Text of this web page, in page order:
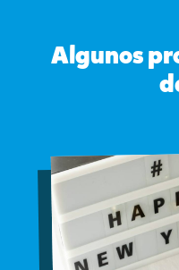
Algunos